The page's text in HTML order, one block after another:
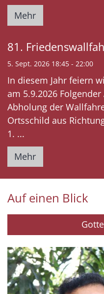
Mehr
81.
5. Sept. 2026 18:45 - 22:00
In diesem Jahr feiern
am 5.9.2026
Abholung der
Ortsschild aus
1. ...
Mehr
Auf einen Blick